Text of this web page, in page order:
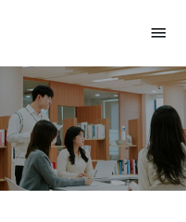
menu